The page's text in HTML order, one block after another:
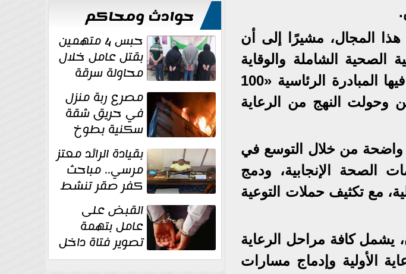
هذا المجال، مشيرًا إلى أن
الصحية الشاملة والوقاية
والعدالة في الحصول على الخدمات، وكان حجر الزاوية فيها المبادرة الرئاسية «100
أكثر من 60 مليون مواطن وحولت النهج من الرعاية
واضحة من خلال التوسع في
الصحة الإنجابية، ودمج
مع تكثيف حملات التوعية
يشمل كافة مراحل الرعاية
الأولية وإدماج مسارات
حوادث ومحاكم
حبس 4 متهمين
بقتل عامل خلال
محاولة سرقة
دراجة نارية في
المنوفية مصرع ربة منزل
في حريق شقة
سكنية بطوخ
بقيادة الرائد معتز
مرسي.. مباحث
كفر صقر تنشط
بقوة وتوجه
ضربات أمنية... القبض على
عامل بتهمة
تصوير فتاة داخل
غرفة تغيير